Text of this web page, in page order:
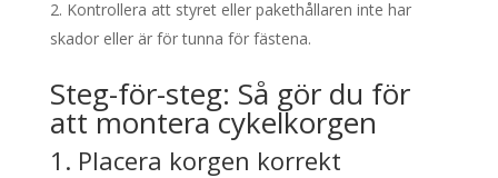
Kontrollera att styret eller pakethållaren inte har
skador eller är för tunna för fästena.
Steg-för-steg: Så gör du för
att montera cykelkorgen
1. Placera korgen korrekt